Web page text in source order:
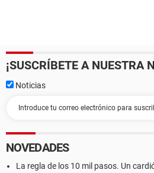
¡SUSCRÍBETE A NUESTRA
Noticias
NOVEDADES
La regla de los 10 mil pasos. Un